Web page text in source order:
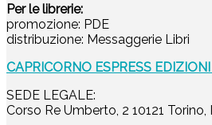
Per le librerie:
promozione: PDE
distribuzione: Messaggerie Libri
CAPRICORNO ESPRESS
SEDE LEGALE:
Corso Re Umberto, 2 10121 Torino,